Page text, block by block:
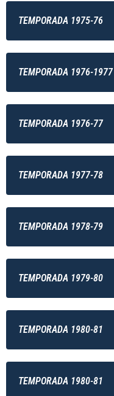
TEMPORADA 1975-76
TEMPORADA 1976-1977
TEMPORADA 1976-77
TEMPORADA 1977-78
TEMPORADA 1978-79
TEMPORADA 1979-80
TEMPORADA 1980-81
TEMPORADA 1980-81